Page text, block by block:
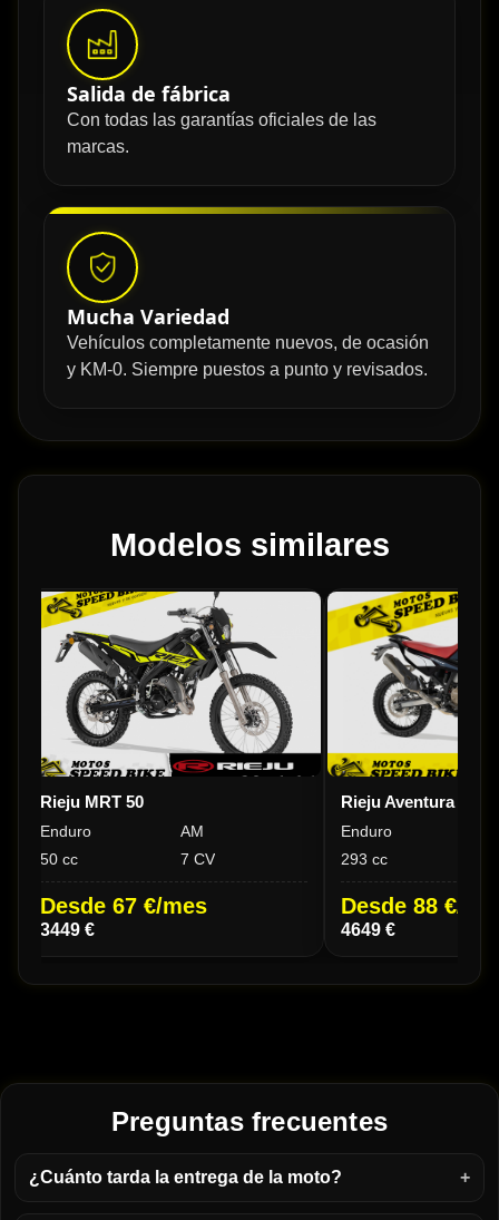
Salida de fábrica
Con todas las garantías oficiales de las
marcas.
Mucha Variedad
Vehículos completamente nuevos, de ocasión
y KM-0. Siempre puestos a punto y revisados.
Modelos similares
Rieju MRT 50
Enduro
AM
50 cc
7 CV
Desde 67 €/mes
3449 €
Rieju Aventura
Enduro
293 cc
Desde 88 €/
4649 €
Preguntas frecuentes
¿Cuánto tarda la entrega de la moto?